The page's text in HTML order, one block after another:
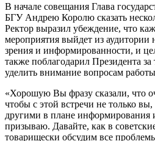
В начале совещания Глава
БГУ Андрею Королю сказать
Ректор выразил убеждение, что
мероприятия выйдет из аудитории
зрения и информированности, и
также поблагодарил Президента
уделить внимание вопросам
«Хорошую Вы фразу сказали, что
чтобы с этой встречи не только
другими в плане информирования
призываю. Давайте, как в
товарищески обсудим все